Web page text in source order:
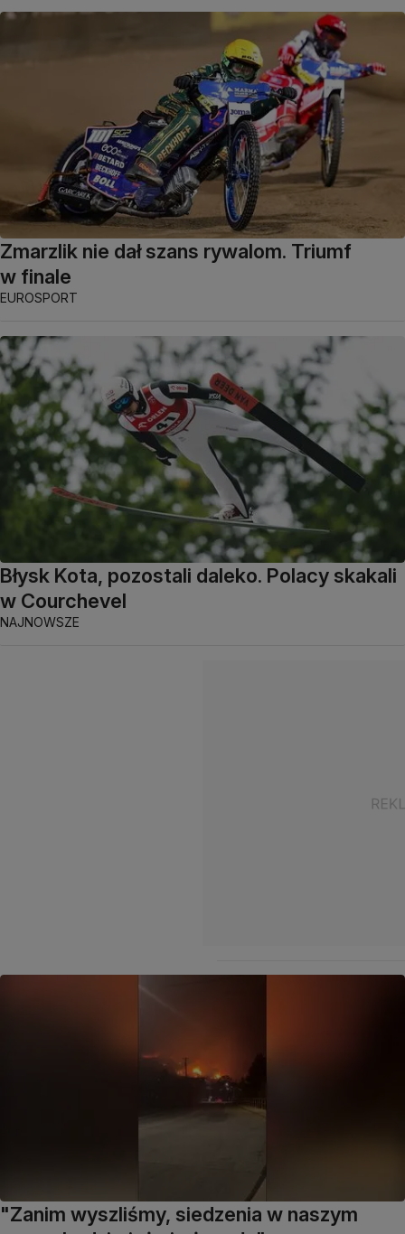
Zmarzlik nie dał szans rywalom. Triumf
w finale
EUROSPORT
Błysk Kota, pozostali daleko. Polacy skakali
w Courchevel
NAJNOWSZE
"Zanim wyszliśmy, siedzenia w naszym